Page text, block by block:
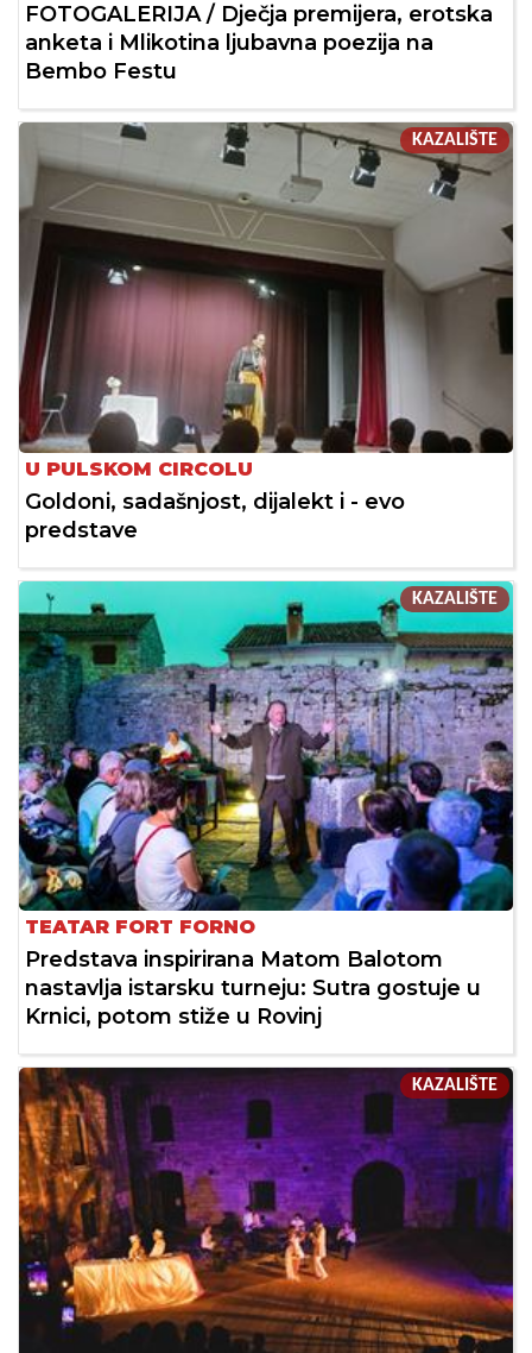
FOTOGALERIJA / Dječja premijera, erotska
anketa i Mlikotina ljubavna poezija na
Bembo Festu
KAZALIŠTE
U PULSKOM CIRCOLU
Goldoni, sadašnjost, dijalekt i - evo
predstave
KAZALIŠTE
TEATAR FORT FORNO
Predstava inspirirana Matom Balotom
nastavlja istarsku turneju: Sutra gostuje u
Krnici, potom stiže u Rovinj
KAZALIŠTE